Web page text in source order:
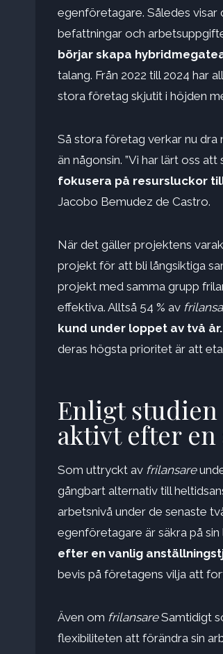
egenföretagare. Således visar
befattningar och
börjar skapa
talang. Från 2022 till 2024 har
stora företag skjutit i höjden
Så stora företag verkar nu
än någonsin. ”Vi har lärt oss
fokusera på resursluckor
Jacobo Bemudez de Castro.
När det gäller projektens
projekt för att bli långsiktiga
projekt med samma grupp
effektiva. Alltså 54 % av
kund under loppet av två år.
deras högsta prioritet är att
Enligt studien
aktivt efter
Som uttryckt av frilansare
gångbart alternativ till
arbetsnivå under de senaste
egenföretagare är säkra på
efter en vanlig
bevis på företagens vilja att
Även om frilansareSamtidigt
flexibiliteten att förändra sin